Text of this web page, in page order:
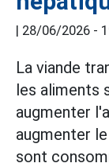
| 28/06/2026 -
La viande
les aliments
augmenter
augmenter
sont